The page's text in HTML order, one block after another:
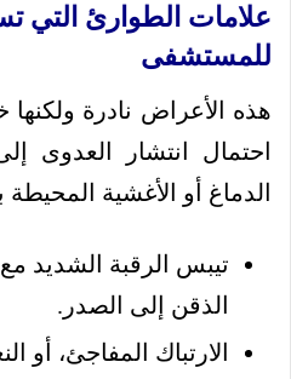
علامات الطوارئ التي
للمستشفى
هذه الأعراض نادرة ولكنها
احتمال انتشار
الدماغ أو الأغشية المحيطة
تيبس الرقبة
الذقن إلى الصدر.
الارتباك المفاجئ، أو